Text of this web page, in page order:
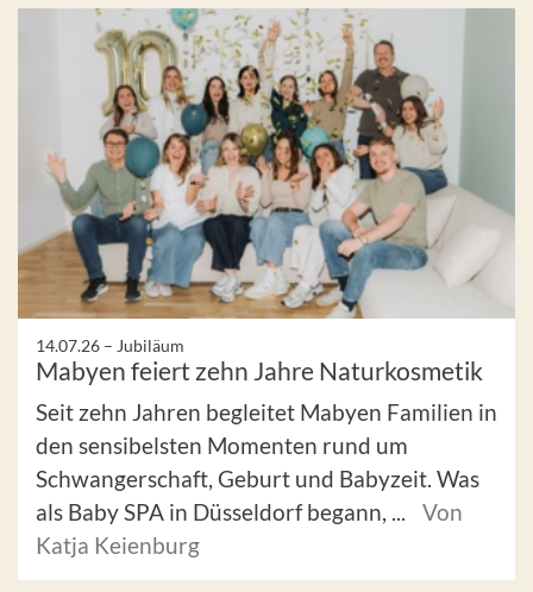
14.07.26 – Jubiläum
Mabyen feiert zehn Jahre Naturkosmetik
Seit zehn Jahren begleitet Mabyen Familien in
den sensibelsten Momenten rund um
Schwangerschaft, Geburt und Babyzeit. Was
als Baby SPA in Düsseldorf begann, ...
Von
Katja Keienburg